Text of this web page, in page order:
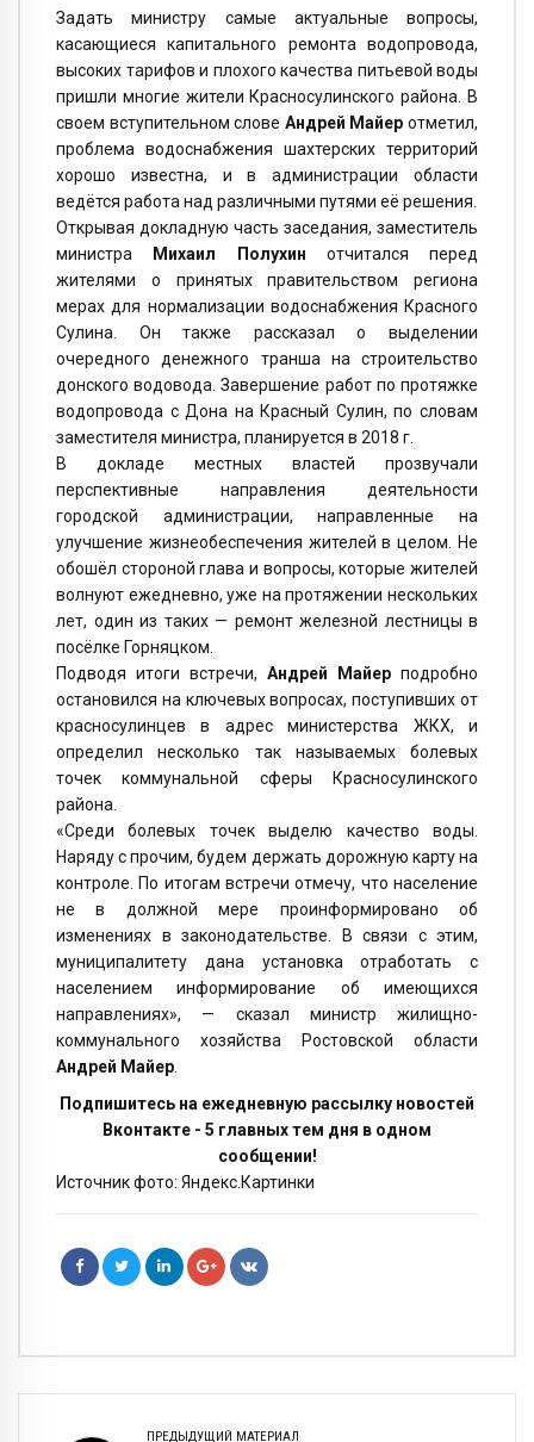
Задать министру самые актуальные вопросы,
касающиеся капитального ремонта водопровода,
высоких тарифов и плохого качества питьевой воды
пришли многие жители Красносулинского района. В
своем вступительном слове Андрей Майер отметил,
проблема водоснабжения шахтерских территорий
хорошо известна, и в администрации области
ведётся работа над различными путями её решения.
Открывая докладную часть заседания, заместитель
министра
Михаил Полухин отчитался перед
жителями о принятых правительством региона
мерах для нормализации водоснабжения Красного
Сулина. Он также рассказал о выделении
очередного денежного транша на строительство
донского водовода. Завершение работ по протяжке
водопровода с Дона на Красный Сулин, по словам
заместителя министра, планируется в 2018 г.
В докладе местных властей прозвучали
перспективные направления деятельности
городской администрации, направленные на
улучшение жизнеобеспечения жителей в целом. Не
обошёл стороной глава и вопросы, которые жителей
волнуют ежедневно, уже на протяжении нескольких
лет, один из таких — ремонт железной лестницы в
посёлке Горняцком.
Подводя итоги встречи, Андрей Майер подробно
остановился на ключевых вопросах, поступивших от
красносулинцев в адрес министерства ЖКХ, и
определил несколько так называемых болевых
точек коммунальной сферы Красносулинского
района.
«Среди болевых точек выделю качество воды.
Наряду с прочим, будем держать дорожную карту на
контроле. По итогам встречи отмечу, что население
не в должной мере проинформировано об
изменениях в законодательстве. В связи с этим,
муниципалитету дана установка отработать с
населением информирование об имеющихся
направлениях», — сказал министр жилищно-
коммунального хозяйства Ростовской области
Андрей Майер.
Подпишитесь на ежедневную рассылку новостей
Вконтакте - 5 главных тем дня в одном
сообщении!
Источник фото: Яндекс.Картинки
ПРЕДЫДУЩИЙ МАТЕРИАЛ